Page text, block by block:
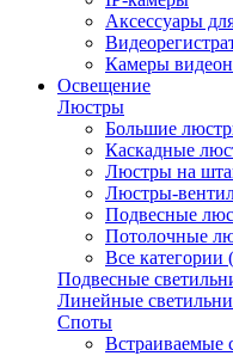
Аксессуары
Камеры
Освещение
Люстры
Большие
Каскадные
Люстры на
Люстры-
Подвесные
Потолочные
Все категории
Подвесные
Линейные
Споты
Встраиваемые